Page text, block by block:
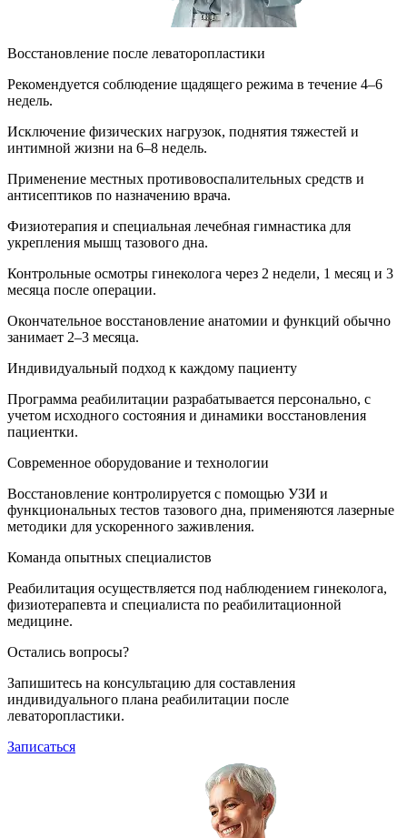
Восстановление после леваторопластики
Рекомендуется соблюдение щадящего режима в течение 4–6
недель.
Исключение физических нагрузок, поднятия тяжестей и
интимной жизни на 6–8 недель.
Применение местных противовоспалительных средств и
антисептиков по назначению врача.
Физиотерапия и специальная лечебная гимнастика для
укрепления мышц тазового дна.
Контрольные осмотры гинеколога через 2 недели, 1 месяц и 3
месяца после операции.
Окончательное восстановление анатомии и функций обычно
занимает 2–3 месяца.
Индивидуальный подход к каждому пациенту
Программа реабилитации разрабатывается персонально, с
учетом исходного состояния и динамики восстановления
пациентки.
Современное оборудование и технологии
Восстановление контролируется с помощью УЗИ и
функциональных тестов тазового дна, применяются лазерные
методики для ускоренного заживления.
Команда опытных специалистов
Реабилитация осуществляется под наблюдением гинеколога,
физиотерапевта и специалиста по реабилитационной
медицине.
Остались вопросы?
Запишитесь на консультацию для составления
индивидуального плана реабилитации после
леваторопластики.
Записаться